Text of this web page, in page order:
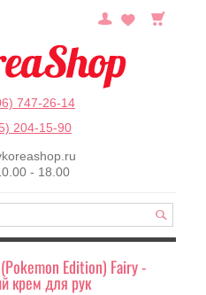
747-26-14
204-15-90
- 18.00
Edition) Fairy -
крем для рук